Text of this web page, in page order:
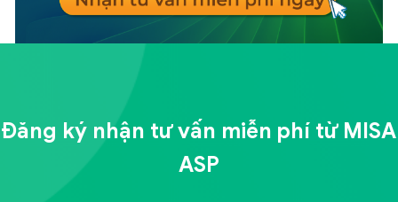
Đăng ký nhận tư vấn miễn phí từ MISA
ASP